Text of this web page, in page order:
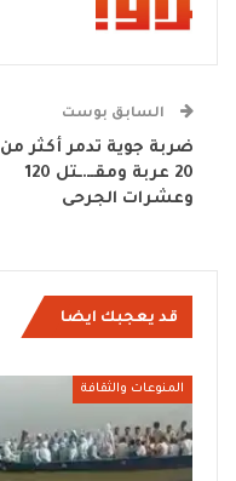
السابق بوست
ضربة جوية تدمر أكثر من
20 عربة ومقــ.ـتل 120
وعشرات الجرحى
قد يعجبك ايضا
المنوعات والثقافة